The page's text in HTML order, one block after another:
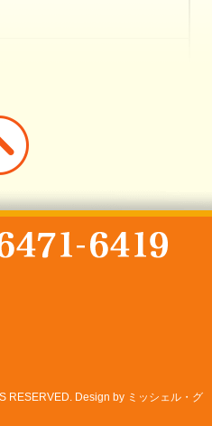
RESERVED. Design by ミッシェル・グ